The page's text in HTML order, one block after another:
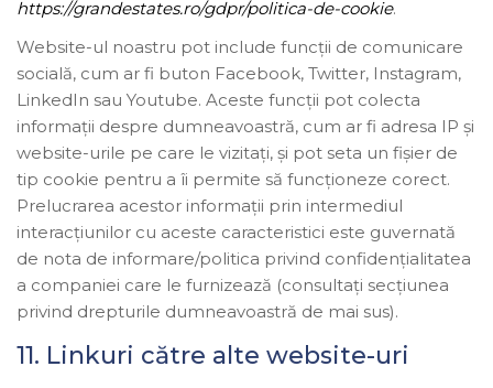
https://grandestates.ro/gdpr/politica-de-cookie.
Website-ul noastru pot include funcții de comunicare
socială, cum ar fi buton Facebook, Twitter, Instagram,
LinkedIn sau Youtube. Aceste funcții pot colecta
informații despre dumneavoastră, cum ar fi adresa IP și
website-urile pe care le vizitați, și pot seta un fișier de
tip cookie pentru a îi permite să funcționeze corect.
Prelucrarea acestor informații prin intermediul
interacțiunilor cu aceste caracteristici este guvernată
de nota de informare/politica privind confidențialitatea
a companiei care le furnizează (consultați secțiunea
privind drepturile dumneavoastră de mai sus).
11. Linkuri către alte website-uri